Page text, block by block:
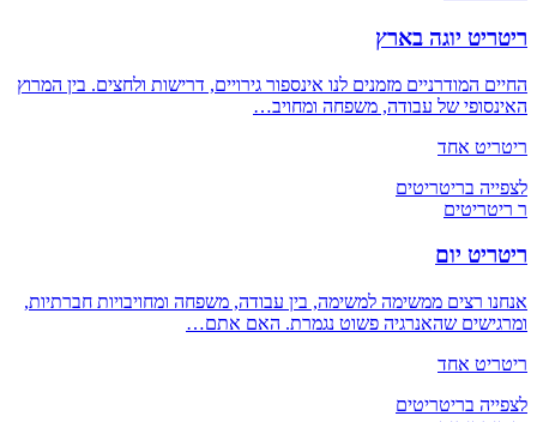
ריטריט יוגה בארץ
החיים המודרניים מזמנים לנו אינספור גירויים, דרישות ולחצים. בין המרוץ
האינסופי של עבודה, משפחה ומחויב…
ריטריט אחד
לצפייה בריטריטים
ר ריטריטים
ריטריט יום
אנחנו רצים ממשימה למשימה, בין עבודה, משפחה ומחויבויות חברתיות,
ומרגישים שהאנרגיה פשוט נגמרת. האם אתם…
ריטריט אחד
לצפייה בריטריטים